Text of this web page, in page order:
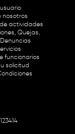
nosotros
actividades
Quejas,
funcionarios
solicitud